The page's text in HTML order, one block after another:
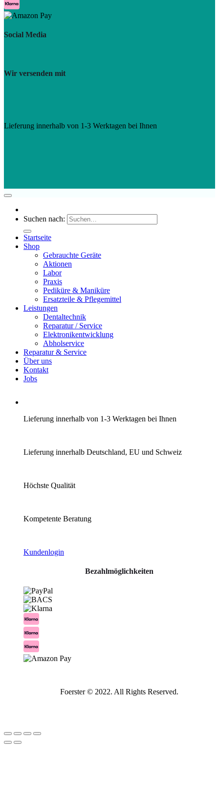
Social Media
Wir versenden mit
Lieferung innerhalb von 1-3 Werktagen bei Ihnen
Suchen nach:
Startseite
Shop
Gebrauchte Geräte
Aktionen
Labor
Praxis
Pediküre & Maniküre
Ersatzteile & Pflegemittel
Leistungen
Dentaltechnik
Reparatur / Service
Elektronikentwicklung
Abholservice
Reparatur & Service
Über uns
Kontakt
Jobs
Lieferung innerhalb von 1-3 Werktagen bei Ihnen
Lieferung innerhalb Deutschland, EU und Schweiz
Höchste Qualität
Kompetente Beratung
Kundenlogin
Bezahlmöglichkeiten
Foerster © 2022. All Rights Reserved.